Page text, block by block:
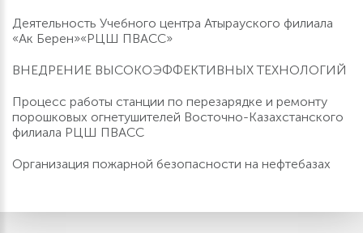
Деятельность Учебного центра Атырауского филиала
«Ак Берен»«РЦШ ПВАСС»
ВНЕДРЕНИЕ ВЫСОКОЭФФЕКТИВНЫХ ТЕХНОЛОГИЙ
Процесс работы станции по перезарядке и ремонту
порошковых огнетушителей Восточно-Казахстанского
филиала РЦШ ПВАСС
Организация пожарной безопасности на нефтебазах